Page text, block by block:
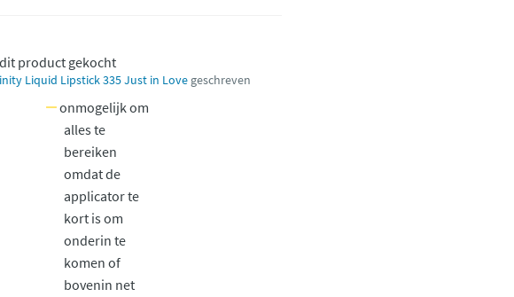
product gekocht
Liquid Lipstick 335 Just in Love geschreven
onmogelijk om
alles te
bereiken
omdat de
applicator te
kort is om
onderin te
komen of
bovenin net